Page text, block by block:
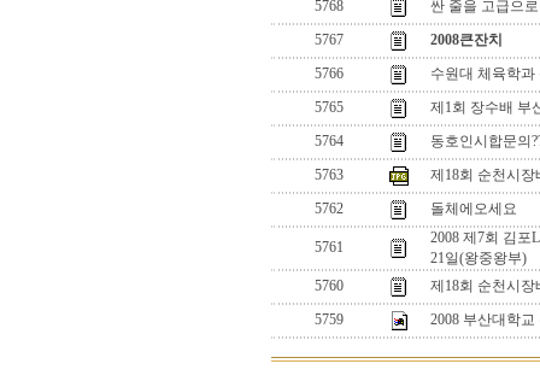
5768
싼 줄을 고급으
5767
2008큰잔치
5766
수원대 체육학
5765
제1회 장수배 부
5764
동호인시합문의
5763
제18회 순천시
5762
돌체에오세요
5761
2008 제7회 김포
21일(왕중왕부)
5760
제18회 순천시
5759
2008 부산대학